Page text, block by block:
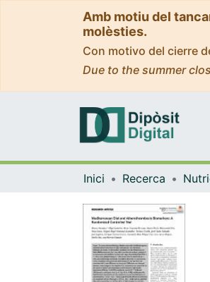
Amb motiu del
molèsties.
Con motivo del cierre
Due to the summer
Inici Recerca